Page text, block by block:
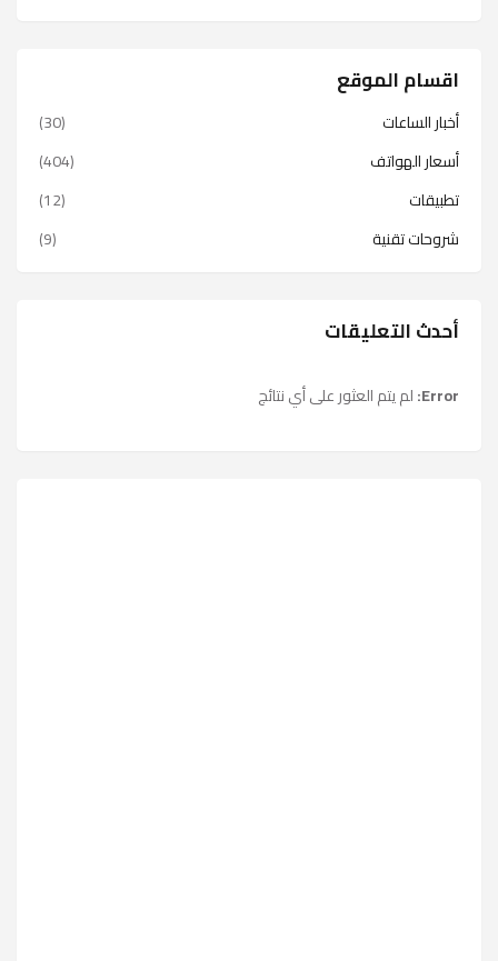
اقسام الموقع
أخبار الساعات
(30)
أسعار الهواتف
(404)
تطبيقات
(12)
شروحات تقنية
(9)
أحدث التعليقات
Error: لم يتم العثور على أي نتائج